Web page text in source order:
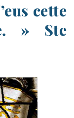
cette
» Ste